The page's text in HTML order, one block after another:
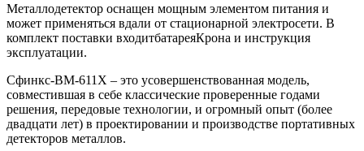
Металлодетектор оснащен мощным элементом питания и
может применяться вдали от стационарной электросети. В
комплект поставки входитбатареяКрона и инструкция
эксплуатации.
Сфинкс-ВМ-611Х – это усовершенствованная модель,
совместившая в себе классические проверенные годами
решения, передовые технологии, и огромный опыт (более
двадцати лет) в проектировании и производстве портативных
детекторов металлов.